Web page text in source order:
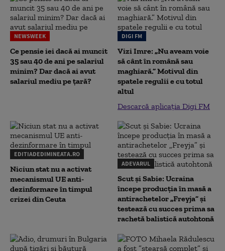
NEWSWEEK
Ce pensie iei dacă ai muncit
35 sau 40 de ani pe salariul
minim? Dar dacă ai avut
salariul mediu pe țară?
DIGI FM
Vizi Imre: „Nu aveam voie
să cânt în română sau
maghiară.” Motivul din
spatele regulii e cu totul
altul
Descarcă aplicația Digi FM
EDITIADEDIMINEATA.RO
Niciun stat nu a activat
mecanismul UE anti-
dezinformare în timpul
crizei din Ceuta
ADEVARUL
Scut și Sabie: Ucraina
începe producția în masă a
antirachetelor „Freyja” și
testează cu succes prima sa
rachetă balistică autohtonă